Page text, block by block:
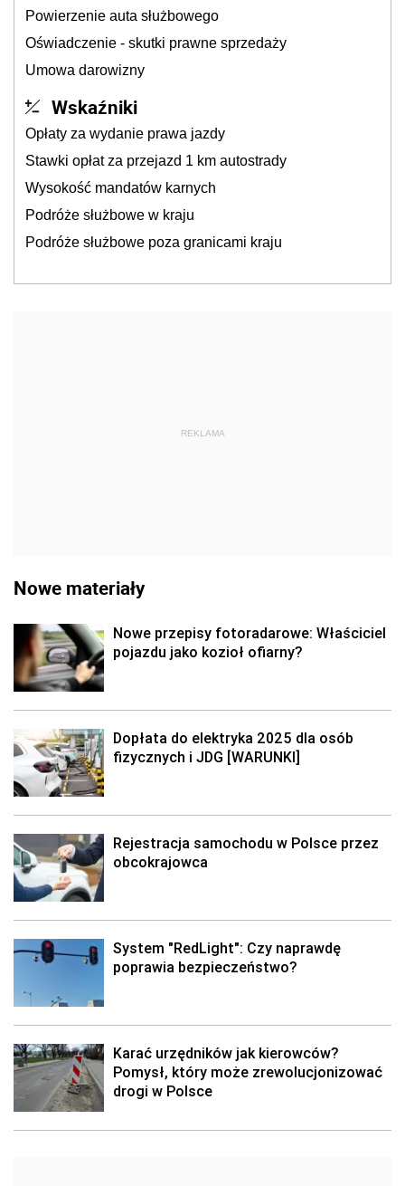
Powierzenie auta służbowego
Oświadczenie - skutki prawne sprzedaży
Umowa darowizny
Wskaźniki
Opłaty za wydanie prawa jazdy
Stawki opłat za przejazd 1 km autostrady
Wysokość mandatów karnych
Podróże służbowe w kraju
Podróże służbowe poza granicami kraju
REKLAMA
Nowe materiały
Nowe przepisy fotoradarowe: Właściciel
pojazdu jako kozioł ofiarny?
Dopłata do elektryka 2025 dla osób
fizycznych i JDG [WARUNKI]
Rejestracja samochodu w Polsce przez
obcokrajowca
System "RedLight": Czy naprawdę
poprawia bezpieczeństwo?
Karać urzędników jak kierowców?
Pomysł, który może zrewolucjonizować
drogi w Polsce